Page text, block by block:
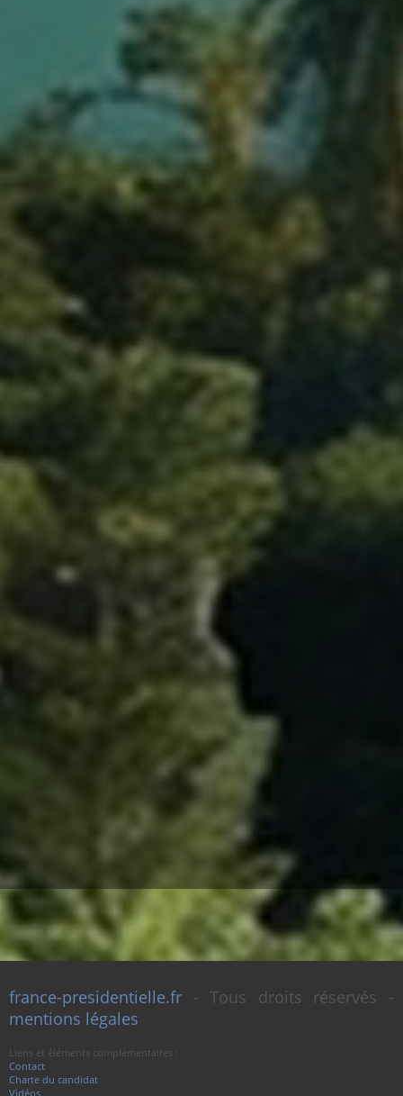
france-presidentielle.fr - Tous droits réservés -
mentions légales
Liens et éléments complémentaires :
Contact
Charte du candidat
Vidéos